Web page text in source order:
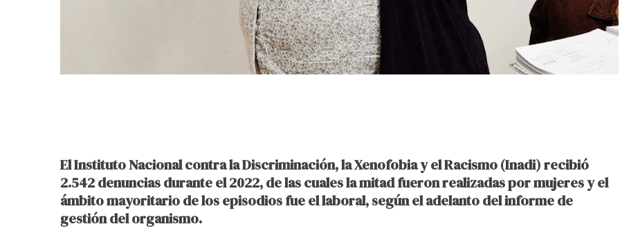
El Instituto Nacional contra la Discriminación, la Xenofobia y el Racismo (Inadi) recibió
2.542 denuncias durante el 2022, de las cuales la mitad fueron realizadas por mujeres y el
ámbito mayoritario de los episodios fue el laboral, según el adelanto del informe de
gestión del organismo.